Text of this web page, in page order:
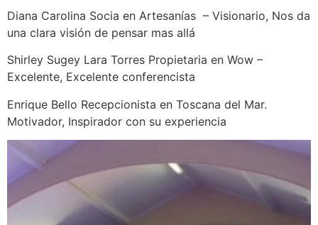
Diana Carolina Socia en Artesanías – Visionario, Nos da
una clara visión de pensar mas allá
Shirley Sugey Lara Torres Propietaria en Wow –
Excelente, Excelente conferencista
Enrique Bello Recepcionista en Toscana del Mar.
Motivador, Inspirador con su experiencia